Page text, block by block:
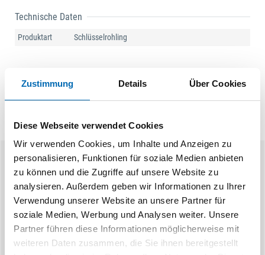
Zustimmung Details Über Cookies
Diese Webseite verwendet Cookies
Wir verwenden Cookies, um Inhalte und Anzeigen zu
personalisieren, Funktionen für soziale Medien anbieten
zu können und die Zugriffe auf unsere Website zu
analysieren. Außerdem geben wir Informationen zu Ihrer
Verwendung unserer Website an unsere Partner für
soziale Medien, Werbung und Analysen weiter. Unsere
Partner führen diese Informationen möglicherweise mit
weiteren Daten zusammen, die Sie ihnen bereitgestellt
Technische Daten
Produktart Schlüsselrohling
Ähnliche Produkte